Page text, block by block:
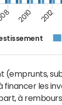
2010 2012
(emprunts,
financer les
à